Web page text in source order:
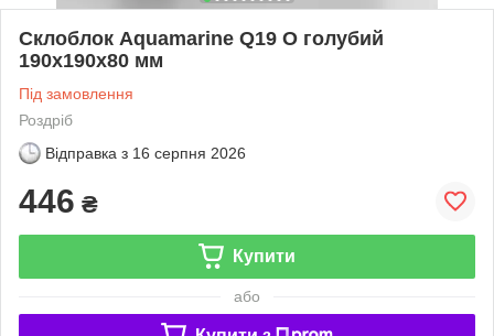
Склоблок Aquamarine Q19 O голубий
190х190х80 мм
Під замовлення
Роздріб
Відправка з 16 серпня 2026
446 ₴
Купити
або